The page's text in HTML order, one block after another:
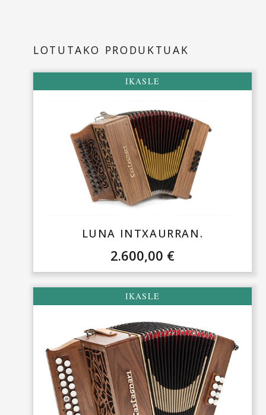
Pisua: 3,400 kg
Eskaera egin aurretik, galdetu zain egon behar den denbora.
LOTUTAKO PRODUKTUAK
IKASLE
LUNA INTXAURRAN.
2.600,00 €
IKASLE